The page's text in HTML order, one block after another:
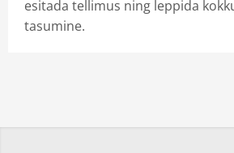
esitada tellimus ning leppida
tasumine.